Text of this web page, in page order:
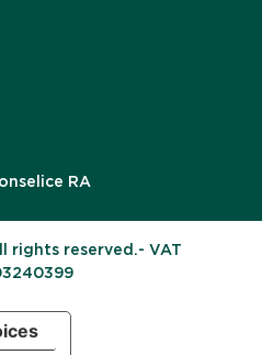
RA
rights reserved.- VAT